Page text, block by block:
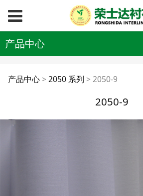
产品中心
2050-9
产品中心> 2050 系列 > 2050-9
2050-9